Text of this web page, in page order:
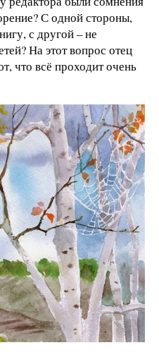
С одной стороны,
с другой – не
На этот вопрос отец
что всё проходит очень